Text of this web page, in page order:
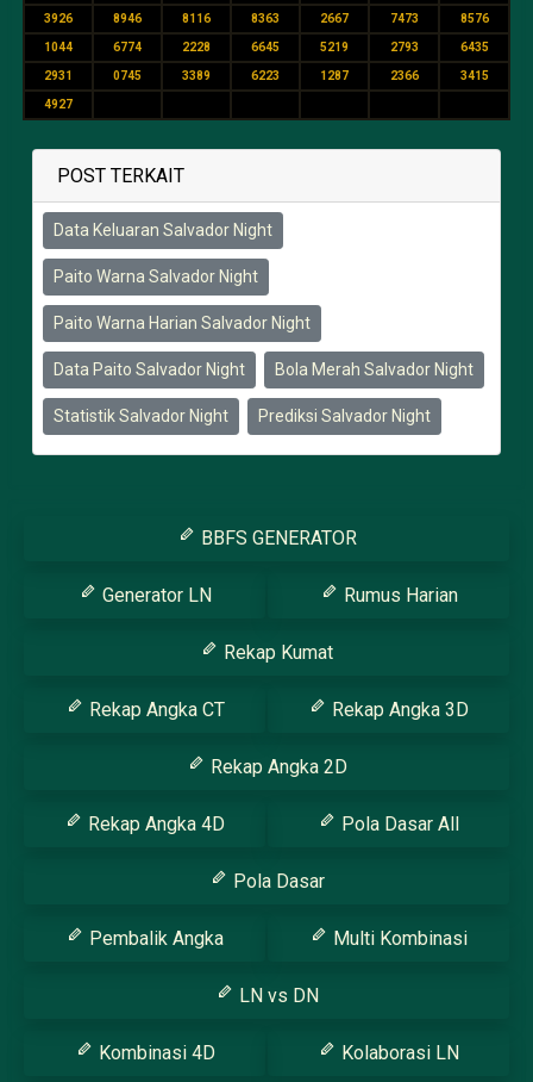
3926 8946 8116 8363 2667 7473 8576
1044 6774 2228 6645 5219 2793 6435
2931 0745 3389 6223 1287 2366 3415
4927
POST TERKAIT
Data Keluaran Salvador Night
Paito Warna Salvador Night
Paito Warna Harian Salvador Night
Data Paito Salvador Night Bola Merah Salvador Night
Statistik Salvador Night Prediksi Salvador Night
BBFS GENERATOR
Generator LN Rumus Harian
Rekap Kumat
Rekap Angka CT Rekap Angka 3D
Rekap Angka 2D
Rekap Angka 4D Pola Dasar All
Pola Dasar
Pembalik Angka Multi Kombinasi
LN vs DN
Kombinasi 4D Kolaborasi LN